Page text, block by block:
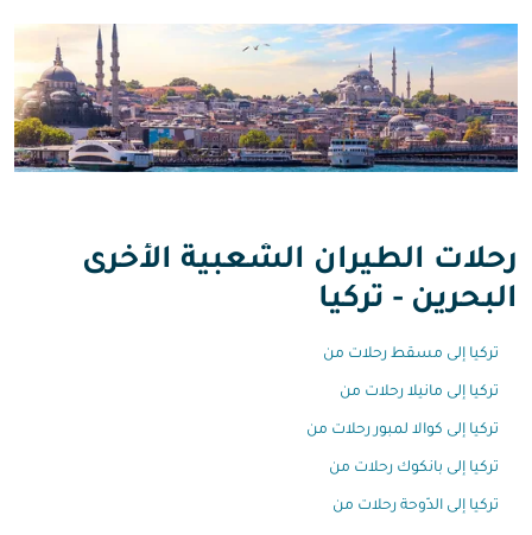
رحلات الطيران الشعبية الأخرى
البحرين - تركيا
تركيا إلى مسقط رحلات من
تركيا إلى مانيلا رحلات من
تركيا إلى كوالا لمبور رحلات من
تركيا إلى بانكوك رحلات من
تركيا إلى الدّوحة رحلات من